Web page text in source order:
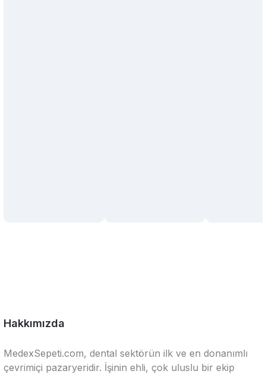
Hakkımızda
MedexSepeti.com, dental sektörün ilk ve en donanımlı
çevrimiçi pazaryeridir. İşinin ehli, çok uluslu bir ekip